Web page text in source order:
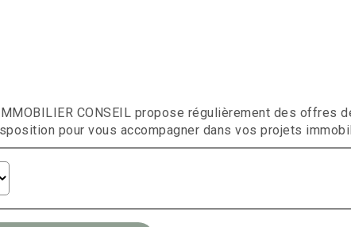
CONSEIL propose régulièrement des offres
pour vous accompagner dans vos projets